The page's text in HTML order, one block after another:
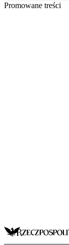
Promowane treści